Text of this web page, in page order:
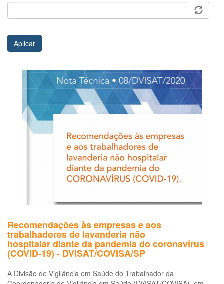
Aplicar
Recomendações às empresas e aos
trabalhadores de lavanderia não
hospitalar diante da pandemia do coronavírus
(COVID-19) - DVISAT/COVISA/SP
A Divisão de Vigilância em Saúde do Trabalhador da